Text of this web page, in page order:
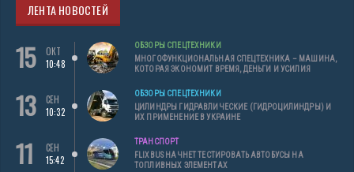
ЛЕНТА НОВОСТЕЙ
15
ОКТ
10:48
ОБЗОРЫ СПЕЦТЕХНИКИ
МНОГОФУНКЦИОНАЛЬНАЯ СПЕЦТЕХНИКА – МАШИНА,
КОТОРАЯ ЭКОНОМИТ ВРЕМЯ, ДЕНЬГИ И УСИЛИЯ
13
СЕН
10:32
ОБЗОРЫ СПЕЦТЕХНИКИ
ЦИЛИНДРЫ ГИДРАВЛИЧЕСКИЕ (ГИДРОЦИЛИНДРЫ) И
ИХ ПРИМЕНЕНИЕ В УКРАИНЕ
11
СЕН
15:42
ТРАНСПОРТ
FLIXBUS НАЧНЕТ ТЕСТИРОВАТЬ АВТОБУСЫ НА
ТОПЛИВНЫХ ЭЛЕМЕНТАХ